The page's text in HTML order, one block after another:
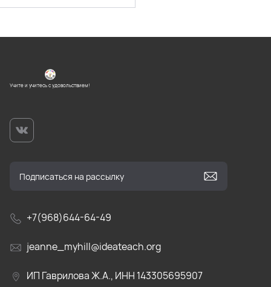
Учите и учитесь с удовольствием!
+7(968)644-64-49
jeanne_myhill@ideateach.org
ИП Гаврилова Ж.А., ИНН 143305695907